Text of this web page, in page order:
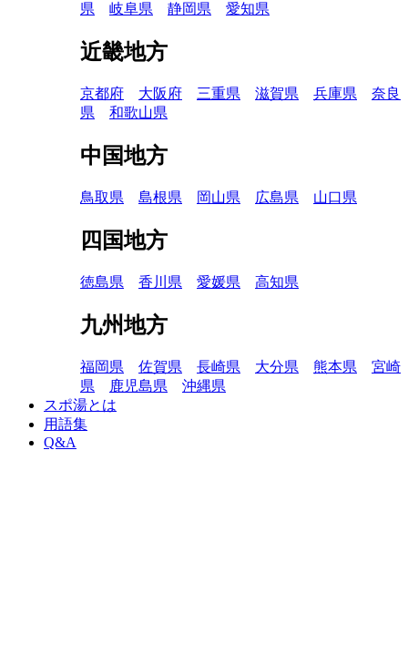
県
岐阜県 静岡県 愛知県
近畿地方
京都府 大阪府 三重県 滋賀県 兵庫県
奈良
県
和歌山県
中国地方
鳥取県 島根県 岡山県 広島県 山口県
四国地方
徳島県 香川県 愛媛県 高知県
九州地方
福岡県 佐賀県 長崎県 大分県 熊本県
宮崎
県
鹿児島県
沖縄県
スポ湯とは
用語集
Q&A